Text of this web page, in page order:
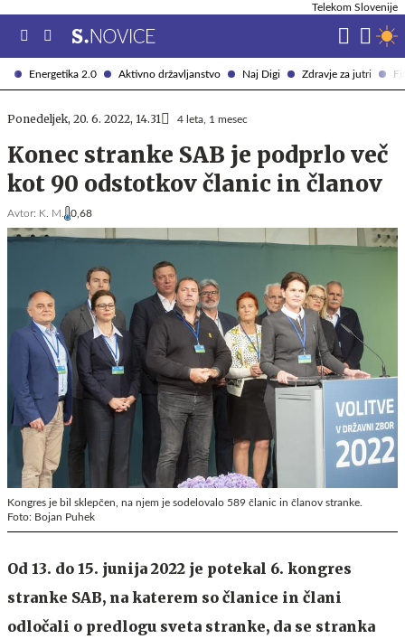
Energetika 2.0 Aktivno državljanstvo Naj Digi Zdravje za jutri
Telekom Slovenije
Ponedeljek, 20. 6. 2022, 14.31 4 leta, 1 mesec
Konec stranke SAB je podprlo več
kot 90 odstotkov članic in članov
Avtor: K. M. 0,68
Kongres je bil sklepčen, na njem je sodelovalo 589 članic in članov stranke.
Foto: Bojan Puhek
Od 13. do 15. junija 2022 je potekal 6. kongres
stranke SAB, na katerem so članice in člani
odločali o predlogu sveta stranke, da se stranka